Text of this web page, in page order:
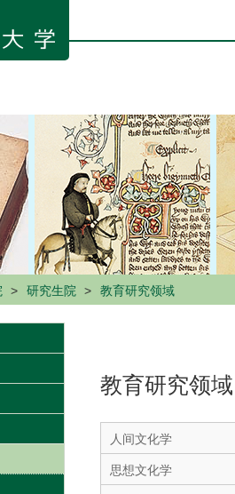
研究生院 教育研究领域
教育研究领域
人间文化学
思想文化学